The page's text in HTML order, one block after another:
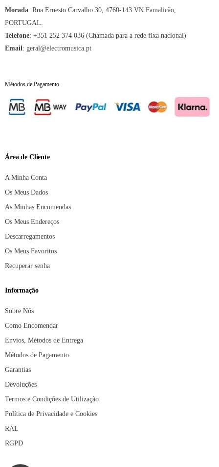
Morada: Rua Ernesto Carvalho 30, 4760-143 VN Famalicão,
PORTUGAL.
Telefone: +351 252 374 036 (Chamada para a rede fixa nacional)
Email: geral@electromusica.pt
Métodos de Pagamento
Área de Cliente
A Minha Conta
Os Meus Dados
As Minhas Encomendas
Os Meus Endereços
Descarregamentos
Os Meus Favoritos
Recuperar senha
Informação
Sobre Nós
Como Encomendar
Envios, Métodos de Entrega
Métodos de Pagamento
Garantias
Devoluções
Termos e Condições de Utilização
Política de Privacidade e Cookies
RAL
RGPD